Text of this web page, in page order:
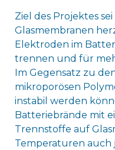
Ziel des Projektes
Glasmembranen
Elektroden im
trennen und für
Im Gegensatz zu
mikroporösen
instabil werden
Batteriebrände mit
Trennstoffe auf
Temperaturen auch